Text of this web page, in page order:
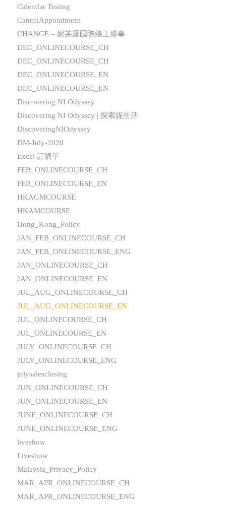
Calendar Testing
CancelAppointment
CHANGE – 妮芙露國際線上盛事
DEC_ONLINECOURSE_CH
DEC_ONLINECOURSE_CH
DEC_ONLINECOURSE_EN
DEC_ONLINECOURSE_EN
Discovering NI Odyssey
Discovering NI Odyssey | 探索妮生活
DiscoveringNIOdyssey
DM-July-2020
Excel 訂購單
FEB_ONLINECOURSE_CH
FEB_ONLINECOURSE_EN
HKAGMCOURSE
HKAMCOURSE
Hong_Kong_Policy
JAN_FEB_ONLINECOURSE_CH
JAN_FEB_ONLINECOURSE_ENG
JAN_ONLINECOURSE_CH
JAN_ONLINECOURSE_EN
JUL_AUG_ONLINECOURSE_CH
JUL_AUG_ONLINECOURSE_EN
JUL_ONLINECOURSE_CH
JUL_ONLINECOURSE_EN
JULY_ONLINECOURSE_CH
JULY_ONLINECOURSE_ENG
julysalesclosing
JUN_ONLINECOURSE_CH
JUN_ONLINECOURSE_EN
JUNE_ONLINECOURSE_CH
JUNE_ONLINECOURSE_ENG
liveshow
Liveshow
Malaysia_Privacy_Policy
MAR_APR_ONLINECOURSE_CH
MAR_APR_ONLINECOURSE_ENG